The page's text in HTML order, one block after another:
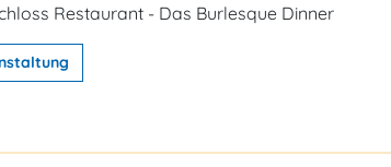
Restaurant - Das Burlesque Dinner